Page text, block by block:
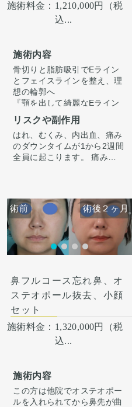
施術料金： 1,210,000円（税
込...
施術内容
骨切りと脂肪吸引でEライン
とフェイスラインを整え、理
想の輪郭へ
『顎を出して綺麗なEライン
にしたい、フェイスライン、
顎下をスッキリさせたい』
と受診されました。
顎の長さを長くしたいない
という希望がありましたの
で、中抜きの施術とあわせて
せ、ご希望に合わせ顎を前に
出してEラインを整えさせて
いただきました。
術後1ヶ月で腫れも引いて綺
麗なEラインができていま
す。
ここからもう少しスッキリし
て術後半年で完成します。
オトガイ形成は、後ろに下が
っている顎先の骨をそのまま
前に出す施術のため、正面か
しても少し長くなります。
そのため、同時に中抜きもす
ることで顎の長さを同じくら
い、もしくは短くしつつ前に
出すことが可能です。
リスクや副作用
はれ、むくみ、内出血、痛み
のダウンタイムが1から2週間
全員に起こります。 痛みは3
す。 内出血は平均2週間くら
いで目立たなくなります。 顎
先や下唇の痺れが出ることが
あります。多くは通常1ヶ月
以内に改善します。 脂肪を吸
ったところは1から3ヶ月ツッ
が出ても動かして大丈夫で
す。 稀に感染がありますが、
そのような際は責任を持って
当院で治療します。 仕上がり
には個人差があるので、手術
を受けた人全員がこの写真の
様な変化をするわけではあり
ていただいた上でその方一人
一人の状態をふまえて、治療
法をご提案します。
術前 術後３ヶ月
術前 術後２ヶ月
鼻フルコース忘れ鼻、オ
ステオポール抜去、小顔
セット
施術料金： 1,320,000円（税
込...
施術内容
この方は他院でオステオポー
ルを入れられてから鼻先が曲